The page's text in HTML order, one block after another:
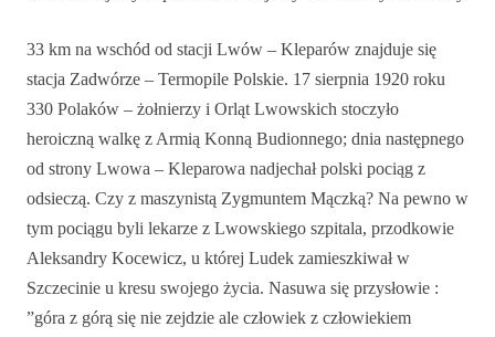
33 km na wschód od stacji Lwów – Kleparów znajduje się
stacja Zadwórze – Termopile Polskie. 17 sierpnia 1920 roku
330 Polaków – żołnierzy i Orląt Lwowskich stoczyło
heroiczną walkę z Armią Konną Budionnego; dnia następnego
od strony Lwowa – Kleparowa nadjechał polski pociąg z
odsieczą. Czy z maszynistą Zygmuntem Mączką? Na pewno w
tym pociągu byli lekarze z Lwowskiego szpitala, przodkowie
Aleksandry Kocewicz, u której Ludek zamieszkiwał w
Szczecinie u kresu swojego życia. Nasuwa się przysłowie :
”góra z górą się nie zejdzie ale człowiek z człowiekiem